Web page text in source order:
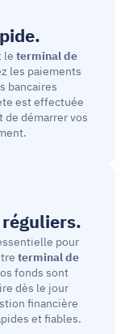
le terminal de
les paiements
bancaires
est effectuée
démarrer vos
pour
terminal de
fonds sont
dès le jour
financière
et fiables.